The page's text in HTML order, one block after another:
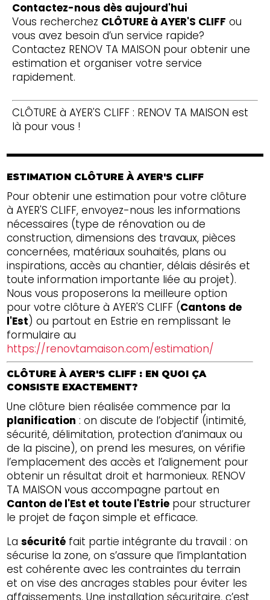
Contactez-nous dès aujourd'hui
Vous recherchez CLÔTURE à AYER'S CLIFF ou
vous avez besoin d’un service rapide?
Contactez RENOV TA MAISON pour obtenir une
estimation et organiser votre service
rapidement.
CLÔTURE à AYER'S CLIFF : RENOV TA MAISON est
là pour vous !
ESTIMATION CLÔTURE À AYER'S CLIFF
Pour obtenir une estimation pour votre clôture
à AYER'S CLIFF, envoyez-nous les informations
nécessaires (type de rénovation ou de
construction, dimensions des travaux, pièces
concernées, matériaux souhaités, plans ou
inspirations, accès au chantier, délais désirés et
toute information importante liée au projet).
Nous vous proposerons la meilleure option
pour votre clôture à AYER'S CLIFF (Cantons de
l'Est) ou partout en Estrie en remplissant le
formulaire au
https://renovtamaison.com/estimation/
CLÔTURE À AYER'S CLIFF : EN QUOI ÇA
CONSISTE EXACTEMENT?
Une clôture bien réalisée commence par la
planification : on discute de l’objectif (intimité,
sécurité, délimitation, protection d’animaux ou
de la piscine), on prend les mesures, on vérifie
l’emplacement des accès et l’alignement pour
obtenir un résultat droit et harmonieux. RENOV
TA MAISON vous accompagne partout en
Canton de l'Est et toute l'Estrie pour structurer
le projet de façon simple et efficace.
Lasécurité fait partie intégrante du travail : on
sécurise la zone, on s’assure que l’implantation
est cohérente avec les contraintes du terrain
et on vise des ancrages stables pour éviter les